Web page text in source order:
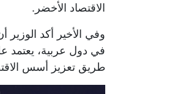
الاقتصاد الأخضر.
وفي الأخير أكد الوزير
في دول عربية، يعتمد
طريق تعزيز أسس